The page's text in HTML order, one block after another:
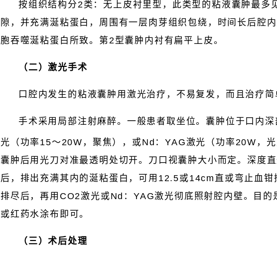
按组织结构分2类：无上皮衬里型，此类型的粘液囊肿最多
隙，并充满涎粘蛋白，周围有一层肉芽组织包绕，时间长后腔
胞吞噬涎粘蛋白所致。第2型囊肿内衬有扁平上皮。
（二）激光手术
口腔内发生的粘液囊肿用激光治疗，不易复发，而且治疗简
手术采用局部注射麻醉。一般患者取坐位。囊肿位于口内
光（功率15～20W，聚焦），或Nd：YAG激光（功率20W，
囊肿后用光刀对准最透明处切开。刀口视囊肿大小而定。深度
后，排出充满其内的涎粘蛋白，可用12.5或14cm直或弯止血钳
排尽后，再用CO2激光或Nd：YAG激光彻底照射腔内壁。目的
或红药水涂布即可。
（三）术后处理